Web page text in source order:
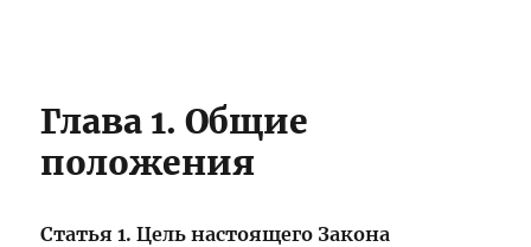
Глава 1. Общие
положения
Статья 1. Цель настоящего Закона